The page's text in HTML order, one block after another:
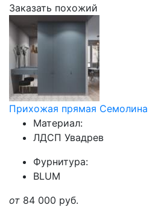
Заказать похожий
Прихожая прямая Семолина
Материал:
ЛДСП Увадрев
Фурнитура:
BLUM
от 84 000 руб.